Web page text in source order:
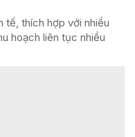
tế, thích hợp với nhiều
hoạch liên tục nhiều